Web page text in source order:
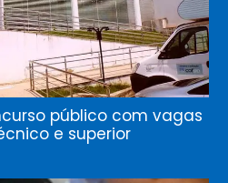
público com vagas
e superior